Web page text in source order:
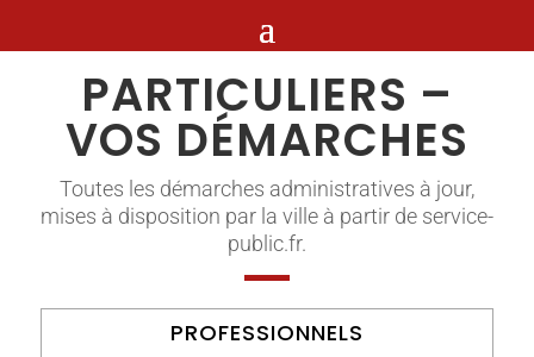
PARTICULIERS –
VOS DÉMARCHES
Toutes les démarches administratives à jour,
mises à disposition par la ville à partir de service-
public.fr.
PROFESSIONNELS